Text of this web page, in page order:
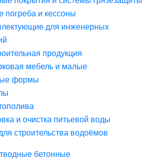
погреба и кессоны
для инженерных
продукция
мебель и малые
формы
и очистка питьевой воды
строительства водоёмов
бетонные